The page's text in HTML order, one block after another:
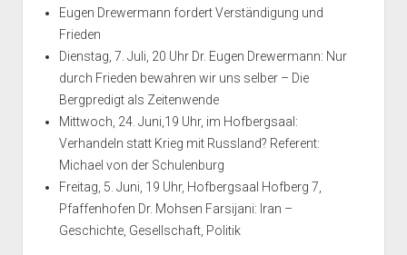
Eugen Drewermann fordert Verständigung und
Frieden
Dienstag, 7. Juli, 20 Uhr Dr. Eugen Drewermann: Nur
durch Frieden bewahren wir uns selber – Die
Bergpredigt als Zeitenwende
Mittwoch, 24. Juni,19 Uhr, im Hofbergsaal:
Verhandeln statt Krieg mit Russland? Referent:
Michael von der Schulenburg
Freitag, 5. Juni, 19 Uhr, Hofbergsaal Hofberg 7,
Pfaffenhofen Dr. Mohsen Farsijani: Iran –
Geschichte, Gesellschaft, Politik